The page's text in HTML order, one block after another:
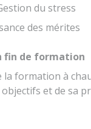
du stress
des mérites
fin de formation
la formation à
et de sa